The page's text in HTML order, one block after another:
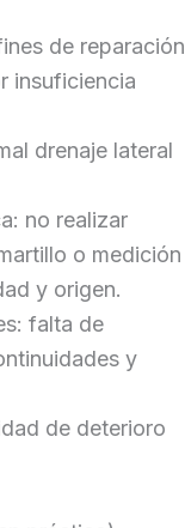
de reparación
insuficiencia
drenaje lateral
no realizar
o medición
y origen.
falta de
y
de deterioro